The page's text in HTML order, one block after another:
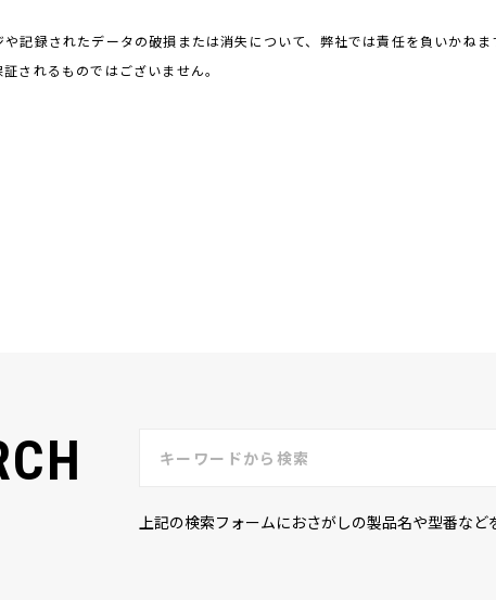
記録されたデータの破損または消失について、弊社では責任を負いかねま
されるものではございません。
上記の検索フォームにおさがしの製品名や型番な